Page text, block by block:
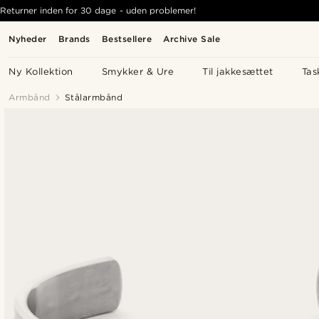
Nyheder Brands Bestsellere Archive Sale
Ny Kollektion Smykker & Ure Til jakkesættet
Returner inden for 30 dage - uden problemer!
Armbånd Stålarmbånd